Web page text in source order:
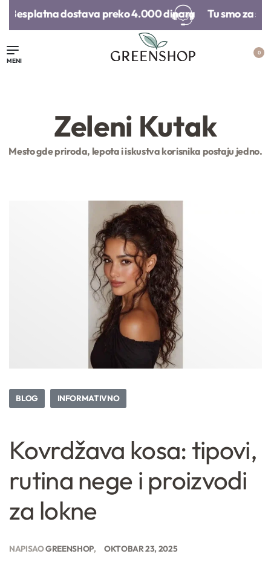
Besplatna dostava preko 4.000 dinara​ Tu smo za
suvo pranje tamne
kose | Centifolia
1.790,00RSD
0
Zeleni Kutak
Mesto gde priroda, lepota i iskustva korisnika postaju jedno.
BLOG INFORMATIVNO
Kovrdžava kosa: tipovi,
rutina nege i proizvodi
za lokne
NAPISAOGREENSHOP OKTOBAR 23, 2025